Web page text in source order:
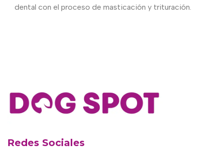
dental con el proceso de masticación y trituración.
Redes Sociales